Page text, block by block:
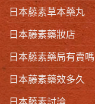
日本藤素草本藥丸
日本藤素藥妝店
日本藤素藥局有賣嗎
日本藤素藥效多久
日本藤素討論